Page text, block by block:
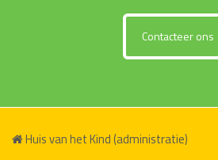
Contacteer ons
Huis van het Kind (administratie)